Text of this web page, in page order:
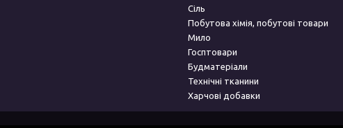
Сіль
Побутова хімія, побутові товари
Мило
Госптовари
Будматеріали
Технічні тканини
Харчові добавки